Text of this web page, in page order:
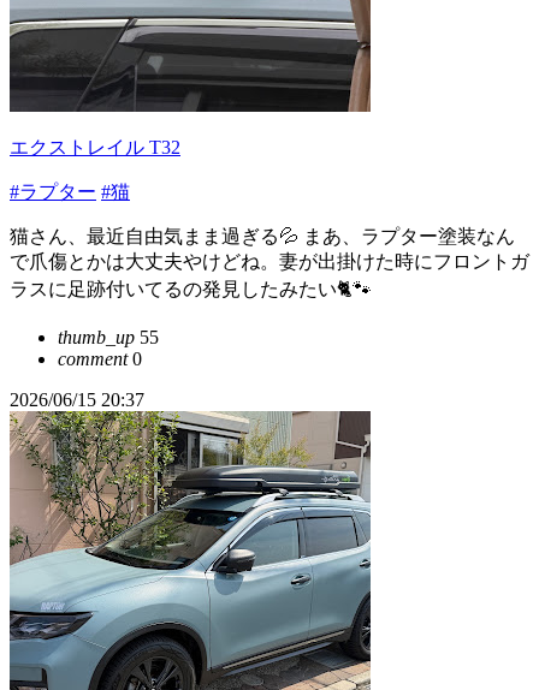
エクストレイル T32
#ラプター #猫
猫さん、最近自由気まま過ぎる💦 まあ、ラプター塗装なん
で爪傷とかは大丈夫やけどね。妻が出掛けた時にフロントガ
ラスに足跡付いてるの発見したみたい🐈🐾
thumb_up 55
comment0
2026/06/15 20:37